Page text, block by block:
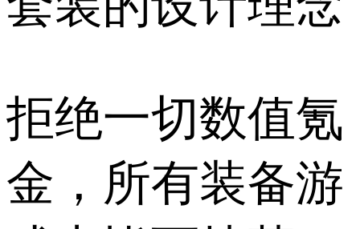
拒绝一切数值氪
金，所有装备游